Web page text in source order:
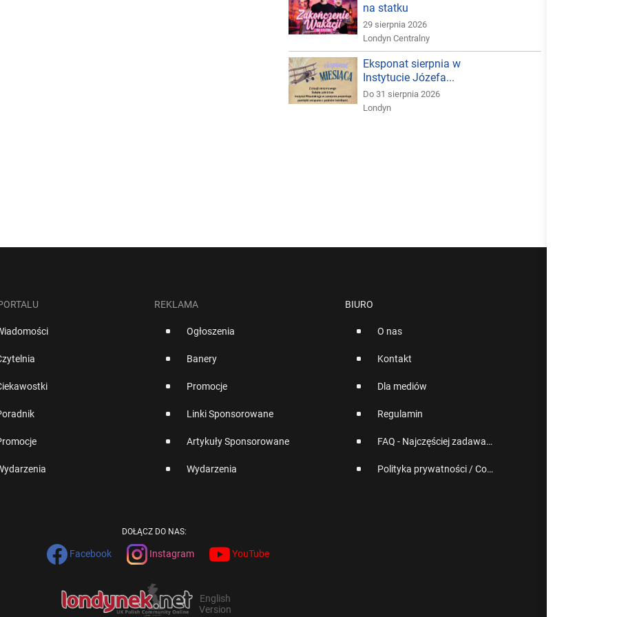
na statku
29 sierpnia 2026
Londyn Centralny
Eksponat sierpnia w
Instytucie Józefa...
Do 31 sierpnia 2026
Londyn
REKLAMA
Ogłoszenia
Banery
Promocje
Linki Sponsorowane
Artykuły Sponsorowane
Wydarzenia
BIURO
O nas
Kontakt
Dla mediów
Regulamin
FAQ - Najczęściej zadawane pytania
Polityka prywatności / Cookies
DOŁĄCZ DO NAS:
Facebook Instagram YouTube
English
Version